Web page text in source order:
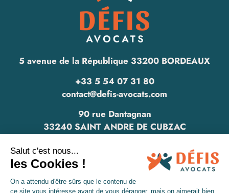
5 avenue de la République 33200 BORDEAUX
+33 5 54 07 31 80
contact@defis-avocats.com
90 rue Dantagnan
33240 SAINT ANDRE DE CUBZAC
www.defis-avocats.com